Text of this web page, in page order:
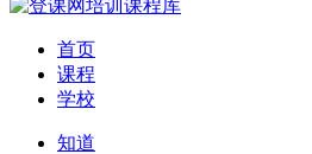
首页
课程
学校
知道